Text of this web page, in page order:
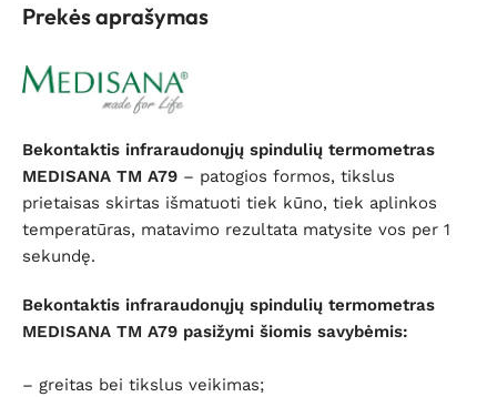
Prekės aprašymas
Bekontaktis infraraudonųjų spindulių termometras
MEDISANA TM A79 – patogios formos, tikslus
prietaisas skirtas išmatuoti tiek kūno, tiek aplinkos
temperatūras, matavimo rezultata matysite vos per 1
sekundę.
Bekontaktis infraraudonųjų spindulių termometras
MEDISANA TM A79 pasižymi šiomis savybėmis:
– greitas bei tikslus veikimas;